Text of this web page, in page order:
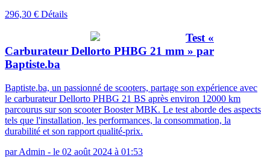
296,30 € Détails
Test «
Carburateur Dellorto PHBG 21 mm » par
Baptiste.ba
Baptiste.ba, un passionné de scooters, partage son expérience avec
le carburateur Dellorto PHBG 21 BS après environ 12000 km
parcourus sur son scooter Booster MBK. Le test aborde des aspects
tels que l'installation, les performances, la consommation, la
durabilité et son rapport qualité-prix.
parAdmin - le 02 août 2024 à 01:53